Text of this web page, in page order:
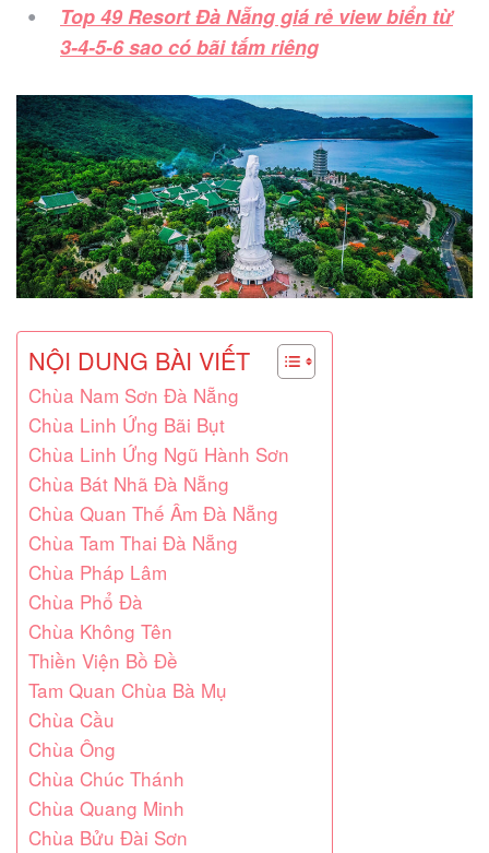
Top 49 Resort Đà Nẵng giá rẻ view biển từ
3-4-5-6 sao có bãi tắm riêng
NỘI DUNG BÀI VIẾT
Chùa Nam Sơn Đà Nẵng
Chùa Linh Ứng Bãi Bụt
Chùa Linh Ứng Ngũ Hành Sơn
Chùa Bát Nhã Đà Nẵng
Chùa Quan Thế Âm Đà Nẵng
Chùa Tam Thai Đà Nẵng
Chùa Pháp Lâm
Chùa Phổ Đà
Chùa Không Tên
Thiền Viện Bồ Đề
Tam Quan Chùa Bà Mụ
Chùa Cầu
Chùa Ông
Chùa Chúc Thánh
Chùa Quang Minh
Chùa Bửu Đài Sơn